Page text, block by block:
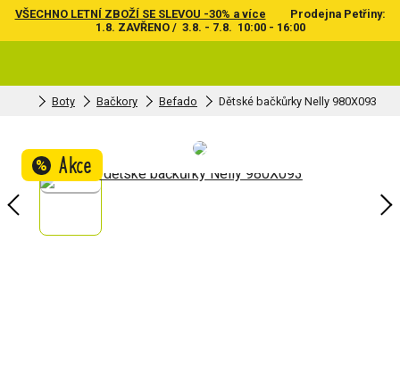
VŠECHNO LETNÍ ZBOŽÍ SE SLEVOU -30% a více
Prodejna Petřiny:
1.8. ZAVŘENO / 3.8. - 7.8. 10:00 - 16:00
Boty Bačkory Befado Dětské bačkůrky Nelly 980X093
% Akce